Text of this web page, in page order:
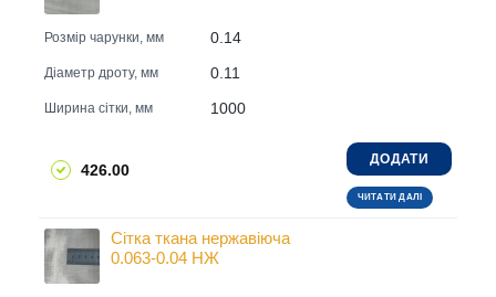
Розмір чарунки, мм 0.14
Діаметр дроту, мм 0.11
Ширина сітки, мм 1000
426.00
ДОДАТИ
ЧИТАТИ ДАЛІ
Сітка ткана нержавіюча
0.063-0.04 НЖ